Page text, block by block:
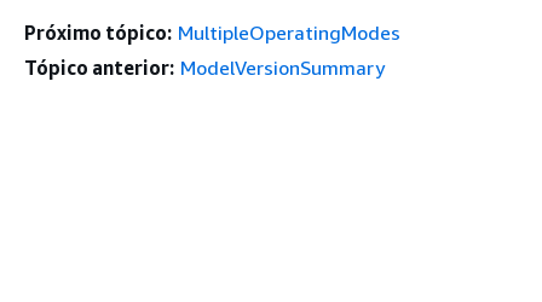
Próximo tópico: MultipleOperatingModes
Tópico anterior: ModelVersionSummary